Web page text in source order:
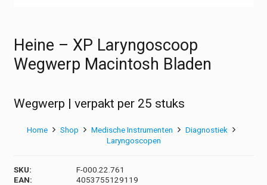
Heine – XP Laryngoscoop
Wegwerp Macintosh Bladen
Wegwerp | verpakt per 25 stuks
Home Shop Medische Instrumenten
Diagnostiek
Laryngoscopen
SKU:
F-000.22.761
EAN:
4053755129119